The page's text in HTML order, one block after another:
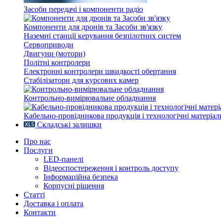
Засоби передачі і компоненти радіо
Компоненти для дронів та Засоби зв'язку
Наземні станції керування безпілотних систем
Сервоприводи
Двигуни (мотори)
Політні контролери
Електронні контролери швидкості обертання
Стабілізатори для курсових камер
Контрольно-вимірювальне обладнання
Кабельно-провідникова продукція і технологічні
Складські залишки
Про нас
Послуги
LED-панелі
Відеоспостереження і контроль доступу
Інформаційна безпека
Корпусні рішення
Статті
Доставка і оплата
Контакти